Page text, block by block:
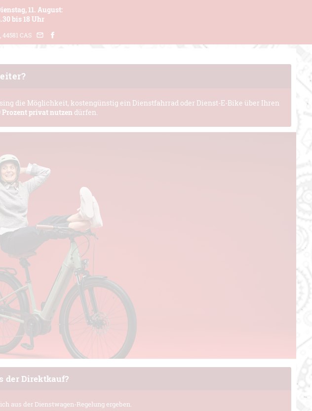
11. August:
bis 18 Uhr
CAS
die Möglichkeit, kostengünstig ein Dienstfahrrad oder Dienst-E-Bike über Ihren
Prozent privat nutzen dürfen.
der Direktkauf?
aus der Dienstwagen-Regelung ergeben.